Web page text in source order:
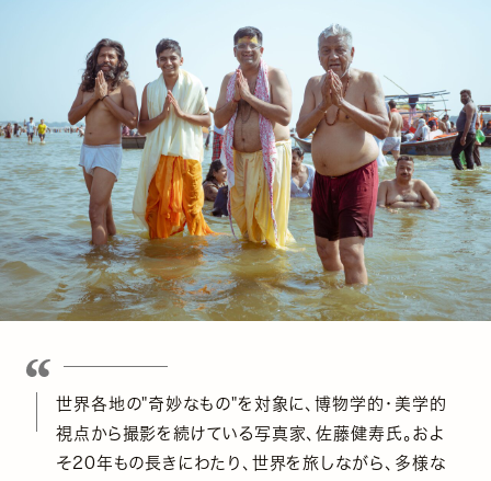
世界各地の"奇妙なもの"を対象に、博物学的・美学的
視点から撮影を続けている写真家、佐藤健寿氏。およ
そ20年もの長きにわたり、世界を旅しながら、多様な